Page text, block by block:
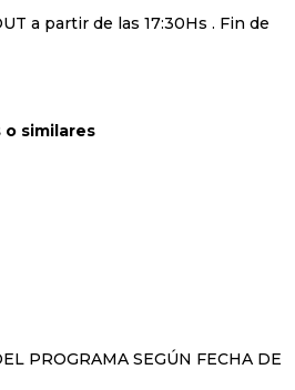
a partir de las 17:30Hs . Fin de
similares
PROGRAMA SEGÚN FECHA DE